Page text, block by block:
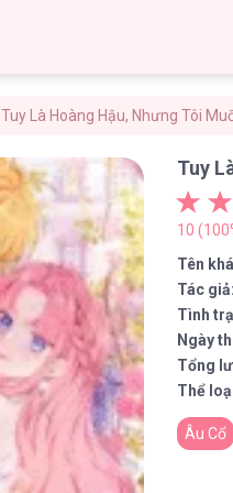
Tuy Là Hoàng Hậu, Nhưng Tôi
Tuy
10
Tên
Tác giả:
Tình
Ngày
Tổng
Thể
Âu Cổ